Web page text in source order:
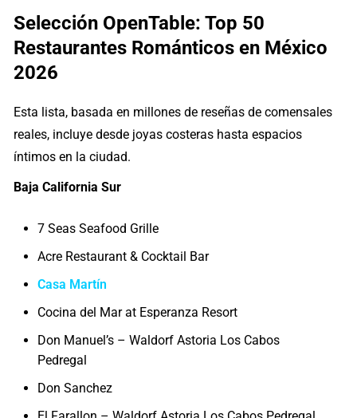
Selección OpenTable: Top 50
Restaurantes Románticos en México
2026
Esta lista, basada en millones de reseñas de comensales
reales, incluye desde joyas costeras hasta espacios
íntimos en la ciudad.
Baja California Sur
7 Seas Seafood Grille
Acre Restaurant & Cocktail Bar
Casa Martín
Cocina del Mar at Esperanza Resort
Don Manuel’s – Waldorf Astoria Los Cabos
Pedregal
Don Sanchez